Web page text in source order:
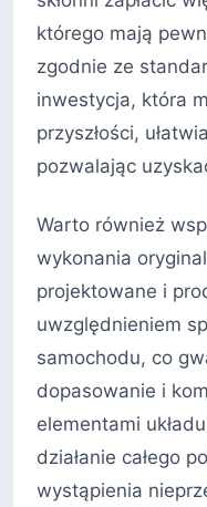
którego mają
zgodnie ze
inwestycja, która
przyszłości,
pozwalając
Warto również
wykonania
projektowane i
uwzględnieniem
samochodu, co
dopasowanie i
elementami
działanie całego
wystąpienia